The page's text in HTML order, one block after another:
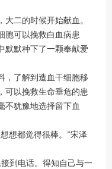
二的时候开始献血。
胞可以挽救白血病患
默默种下了一颗奉献爱
了解到造血干细胞移
可以挽救生命垂危的患
不犹豫地选择留下血
想都觉得很棒。”宋泽
到电话。得知自己与一